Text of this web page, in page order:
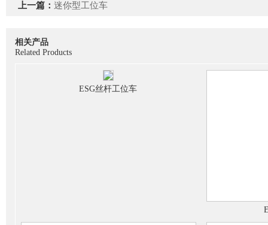
上一篇： 迷你型工位车
相关产品
Related Products
ESG丝杆工位车